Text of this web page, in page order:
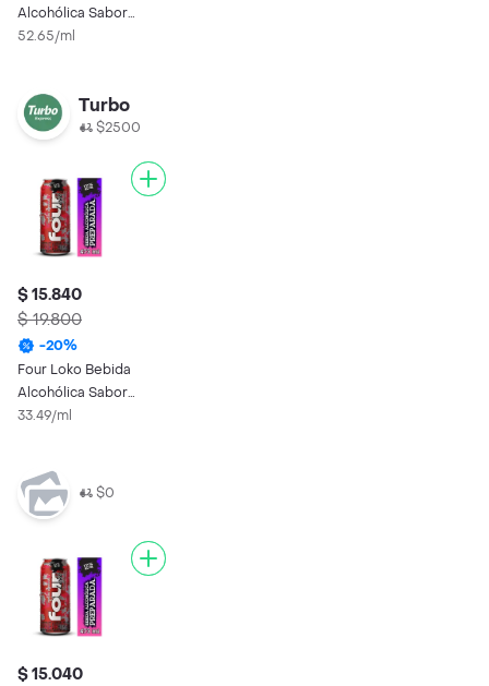
Alcohólica Sabor
Ponche De Frutas
52.65/ml
Turbo
$2500
$ 15.840
$ 19.800
-20%
Four Loko Bebida
Alcohólica Sabor
Ponche De Frutas
33.49/ml
$0
$ 15.040